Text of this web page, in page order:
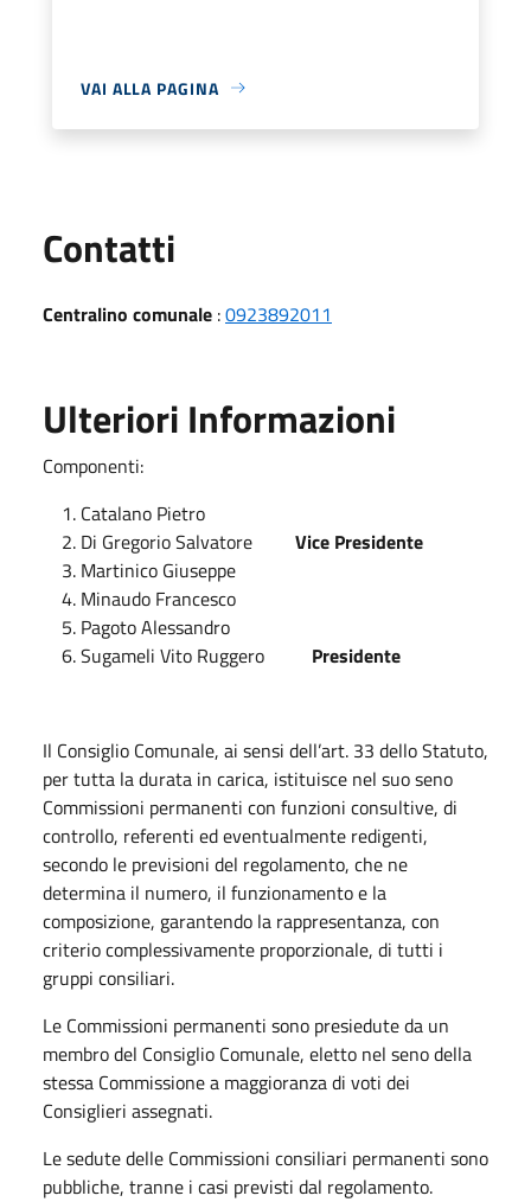
VAI ALLA PAGINA
Contatti
Centralino comunale :0923892011
Ulteriori Informazioni
Componenti:
Catalano Pietro
Di Gregorio Salvatore Vice Presidente
Martinico Giuseppe
Minaudo Francesco
Pagoto Alessandro
Sugameli Vito Ruggero
Presidente
Il Consiglio Comunale, ai sensi dell’art. 33 dello Statuto,
per tutta la durata in carica, istituisce nel suo seno
Commissioni permanenti con funzioni consultive, di
controllo, referenti ed eventualmente redigenti,
secondo le previsioni del regolamento, che ne
determina il numero, il funzionamento e la
composizione, garantendo la rappresentanza, con
criterio complessivamente proporzionale, di tutti i
gruppi consiliari.
Le Commissioni permanenti sono presiedute da un
membro del Consiglio Comunale, eletto nel seno della
stessa Commissione a maggioranza di voti dei
Consiglieri assegnati.
Le sedute delle Commissioni consiliari permanenti sono
pubbliche, tranne i casi previsti dal regolamento.